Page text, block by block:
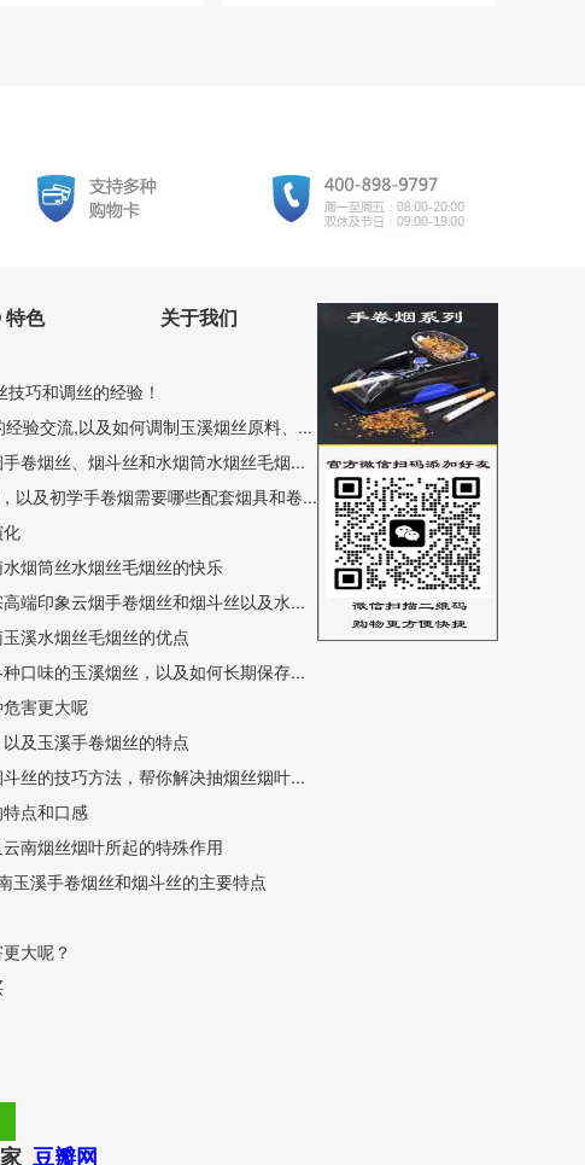
巧和调丝的经验！
验交流,以及如何调制玉溪烟丝原料、...
卷烟丝、烟斗丝和水烟筒水烟丝毛烟...
以及初学手卷烟需要哪些配套烟具和卷...
烟筒丝水烟丝毛烟丝的快乐
端印象云烟手卷烟丝和烟斗丝以及水...
溪水烟丝毛烟丝的优点
口味的玉溪烟丝，以及如何长期保存...
害更大呢
及玉溪手卷烟丝的特点
丝的技巧方法，帮你解决抽烟丝烟叶...
点和口感
南烟丝烟叶所起的特殊作用
玉溪手卷烟丝和烟斗丝的主要特点
大呢？
特色 关于我们
豆瓣网